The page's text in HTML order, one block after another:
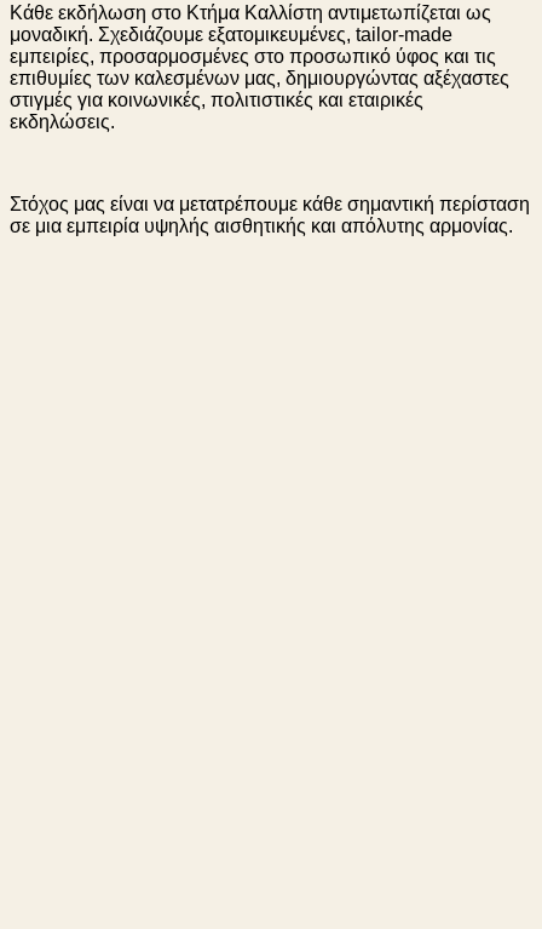
Κάθε εκδήλωση στο Κτήμα Καλλίστη αντιμετωπίζεται ως
μοναδική. Σχεδιάζουμε εξατομικευμένες, tailor-made
εμπειρίες, προσαρμοσμένες στο προσωπικό ύφος και τις
επιθυμίες των καλεσμένων μας, δημιουργώντας αξέχαστες
στιγμές για κοινωνικές, πολιτιστικές και εταιρικές
εκδηλώσεις.
Στόχος μας είναι να μετατρέπουμε κάθε σημαντική περίσταση
σε μια εμπειρία υψηλής αισθητικής και απόλυτης αρμονίας.